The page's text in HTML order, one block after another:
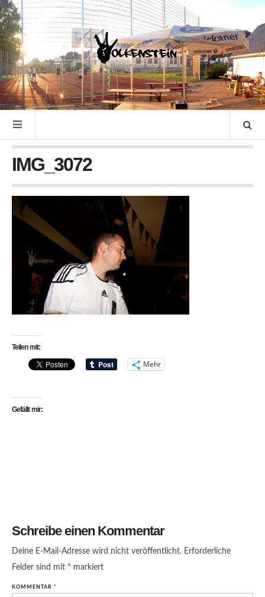
IMG_3072
Teilen mit:
Mehr
Gefällt mir:
Schreibe einen Kommentar
Deine E-Mail-Adresse wird nicht veröffentlicht. Erforderliche
Felder sind mit * markiert
KOMMENTAR *